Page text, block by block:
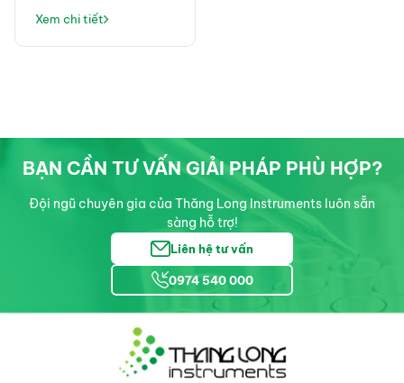
quân năm 2024
Xem chi tiết
BẠN CẦN TƯ VẤN GIẢI PHÁP PHÙ HỢP?
Đội ngũ chuyên gia của Thăng Long Instruments luôn sẵn
sàng hỗ trợ!
Liên hệ tư vấn
0974 540 000